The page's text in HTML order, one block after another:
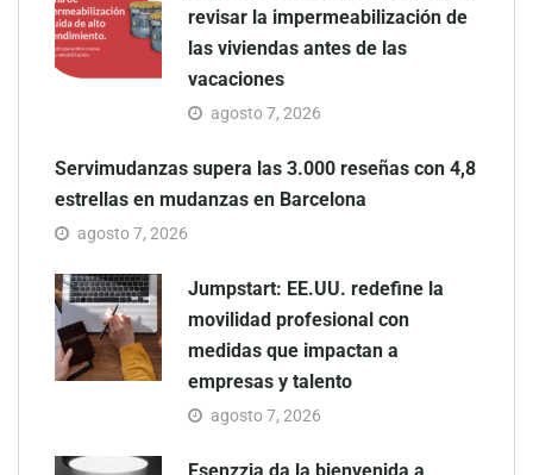
revisar la impermeabilización de
las viviendas antes de las
vacaciones
agosto 7, 2026
Servimudanzas supera las 3.000 reseñas con 4,8
estrellas en mudanzas en Barcelona
agosto 7, 2026
Jumpstart: EE.UU. redefine la
movilidad profesional con
medidas que impactan a
empresas y talento
agosto 7, 2026